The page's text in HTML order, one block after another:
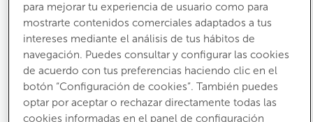
69.300 €
Antes:81.000 €
Ha bajado un14%
1.348,7m2de terreno
para mejorar tu experiencia de usuario como para
mostrarte contenidos comerciales adaptados a tus
intereses mediante el análisis de tus hábitos de
navegación. Puedes consultar y configurar las cookies
de acuerdo con tus preferencias haciendo clic en el
botón “Configuración de cookies”. También puedes
optar por aceptar o rechazar directamente todas las
cookies informadas en el panel de configuración